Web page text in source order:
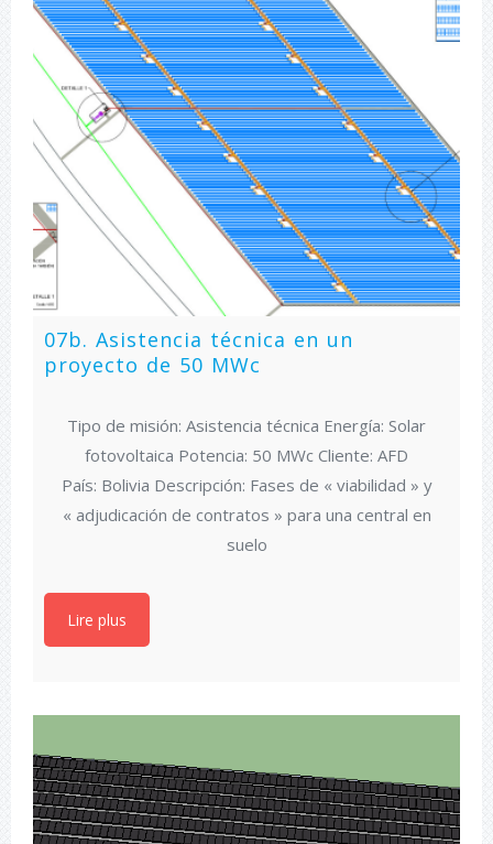
07b. Asistencia técnica en un
proyecto de 50 MWc
Tipo de misión: Asistencia técnica Energía: Solar
fotovoltaica Potencia: 50 MWc Cliente: AFD
País: Bolivia Descripción: Fases de « viabilidad » y
« adjudicación de contratos » para una central en
suelo
Lire plus